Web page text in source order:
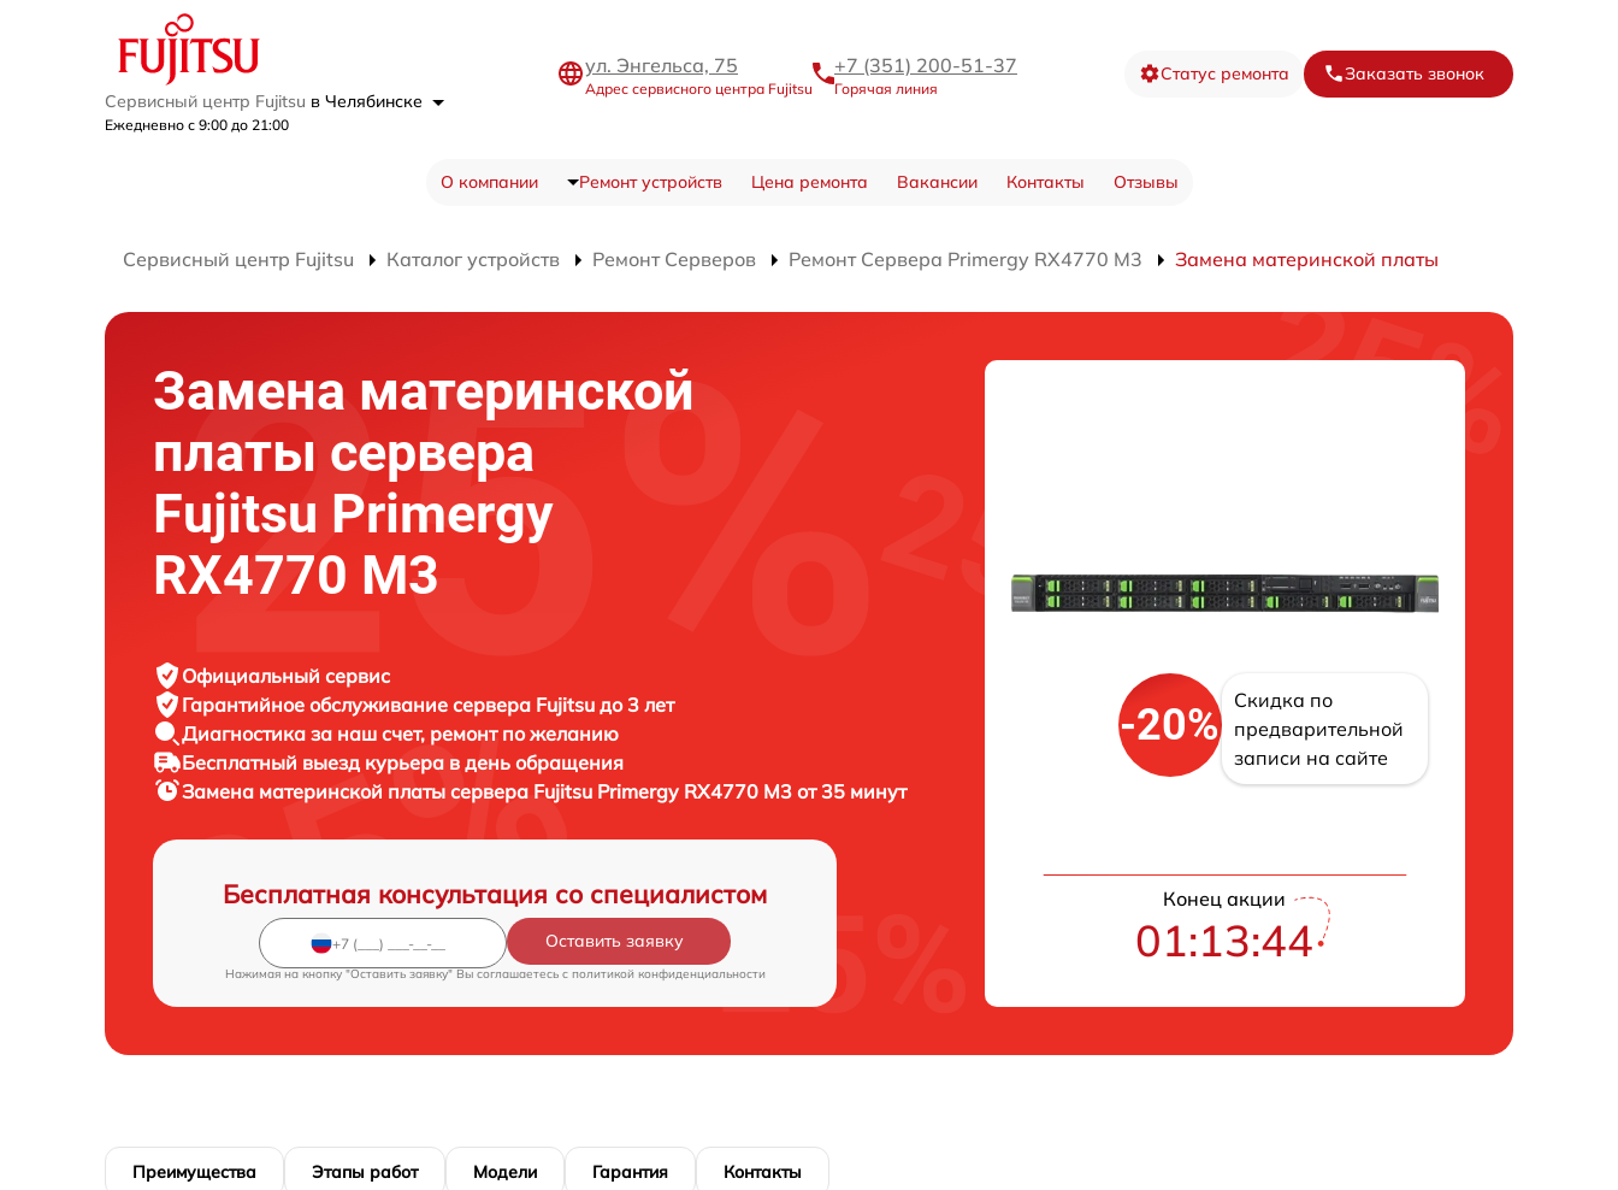
Сервисный центр Fujitsu в Челябинске
Ежедневно с 9:00 до 21:00
ул. Энгельса, 75
Адрес сервисного центра Fujitsu
+7 (351) 200-51-37
Горячая линия
Статус ремонта Заказать звонок
О компании Ремонт устройств Цена ремонта Вакансии Контакты Отзывы
Сервисный центр Fujitsu Каталог устройств Ремонт Серверов Ремонт Сервера Primergy RX4770 M3 Замена материнской платы
Замена материнской
платы сервера
Fujitsu Primergy
RX4770 M3
Официальный сервис
Гарантийное обслуживание сервера Fujitsu до 3 лет
Диагностика за наш счет, ремонт по желанию
Бесплатный выезд курьера в день обращения
Замена материнской платы сервера Fujitsu Primergy RX4770 M3 от 35 минут
Бесплатная консультация со специалистом
Оставить заявку
Нажимая на кнопку "Оставить заявку" Вы соглашаетесь c политикой конфиденциальности
-20%
Скидка по
предварительной
записи на сайте
Конец акции
01:13:43
Преимущества Этапы работ Модели Гарантия Контакты